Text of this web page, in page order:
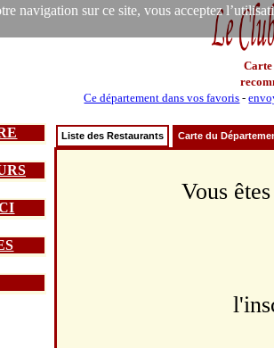
navigation sur ce site, vous acceptez
Carte
Ce département dans vos favoris -
Liste des Restaurants Carte du
Vous